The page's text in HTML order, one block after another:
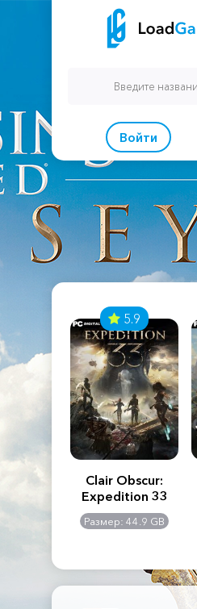
Войти
Creed
5.9
Clair Obscur:
Expedition 33
Размер: 44.9 GB